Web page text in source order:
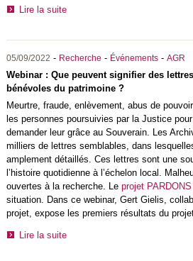
Lire la suite
05/09/2022 - Recherche - Événements- AGR
Webinar : Que peuvent signifier des
bénévoles du patrimoine ?
Meurtre, fraude, enlèvement, abus de
les personnes poursuivies par la Justice
demander leur grâce au Souverain. Les
milliers de lettres semblables, dans
amplement détaillés. Ces lettres sont une
l’histoire quotidienne à l’échelon local.
ouvertes à la recherche. Le projet PARDONS
situation. Dans ce webinar, Gert Gielis,
projet, expose les premiers résultats du
Lire la suite